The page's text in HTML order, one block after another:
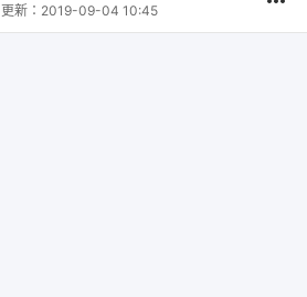
更新： 2019-09-04 10:45